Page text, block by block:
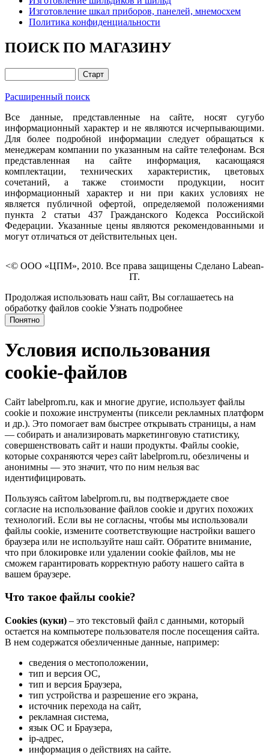
Изготовление шкал приборов, панелей, мнемосхем
Политика конфиденциальности
ПОИСК ПО МАГАЗИНУ
Расширенный поиск
Все данные, представленные на сайте, носят сугубо
информационный характер и не являются исчерпывающими.
Для более подробной информации следует обращаться к
менеджерам компании по указанным на сайте телефонам. Вся
представленная на сайте информация, касающаяся
комплектации, технических характеристик, цветовых
сочетаний, а также стоимости продукции, носит
информационный характер и ни при каких условиях не
является публичной офертой, определяемой положениями
пункта 2 статьи 437 Гражданского Кодекса Российской
Федерации. Указанные цены являются рекомендованными и
могут отличаться от действительных цен.
<© ООО «ЦПМ», 2010. Все права защищены Сделано Labean-
IT.
Продолжая использовать наш сайт, Вы соглашаетесь на
обработку файлов cookie Узнать подробнее
Понятно
Условия использования
cookie-файлов
Сайт labelprom.ru, как и многие другие, использует файлы
cookie и похожие инструменты (пиксели рекламных платформ
и др.). Это помогает вам быстрее открывать страницы, а нам
— собирать и анализировать маркетинговую статистику,
совершенствовать сайт и наши продукты. Файлы сookie,
которые сохраняются через сайт labelprom.ru, обезличены и
анонимны — это значит, что по ним нельзя вас
идентифицировать.
Пользуясь сайтом labelprom.ru, вы подтверждаете свое
согласие на использование файлов cookie и других похожих
технологий. Если вы не согласны, чтобы мы использовали
файлы cookie, измените соответствующие настройки вашего
браузера или не используйте наш сайт. Обратите внимание,
что при блокировке или удалении cookie файлов, мы не
сможем гарантировать корректную работу нашего сайта в
вашем браузере.
Что такое файлы cookie?
Cookies (куки) – это текстовый файл с данными, который
остается на компьютере пользователя после посещения сайта.
В нем содержатся обезличенные данные, например:
сведения о местоположении,
тип и версия ОС,
тип и версия Браузера,
тип устройства и разрешение его экрана,
источник перехода на сайт,
рекламная система,
язык ОС и Браузера,
ip-адрес,
информация о действиях на сайте.